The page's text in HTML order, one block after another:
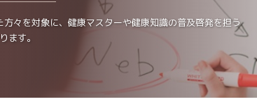
々を対象に、健康マスターや健康知識の普及啓発を担う
ます。